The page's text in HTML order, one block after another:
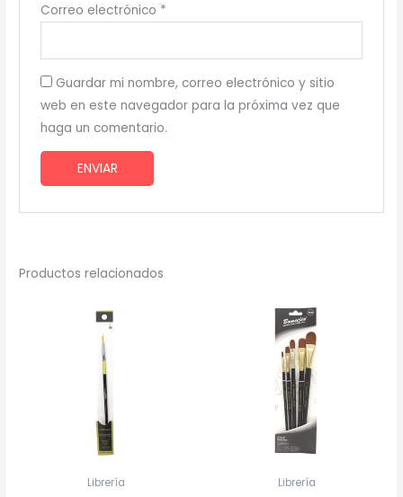
Correo electrónico *
Guardar mi nombre, correo electrónico y sitio
web en este navegador para la próxima vez que
haga un comentario.
Productos relacionados
Librería Librería